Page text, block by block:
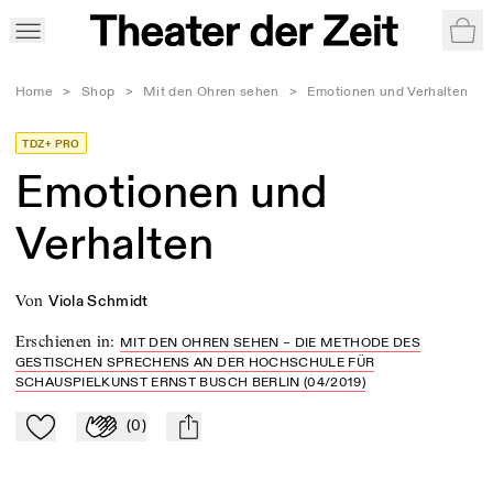
Home > Shop > Mit den Ohren sehen > Emotionen und Verhalten
TDZ+ PRO
Emotionen und
Verhalten
von Viola Schmidt
Erschienen in: MIT DEN OHREN SEHEN – DIE METHODE DES
GESTISCHEN SPRECHENS AN DER HOCHSCHULE FÜR
SCHAUSPIELKUNST ERNST BUSCH BERLIN (04/2019)
Zu Mein-TdZ hinzufügen
Applaudieren
(0) mail